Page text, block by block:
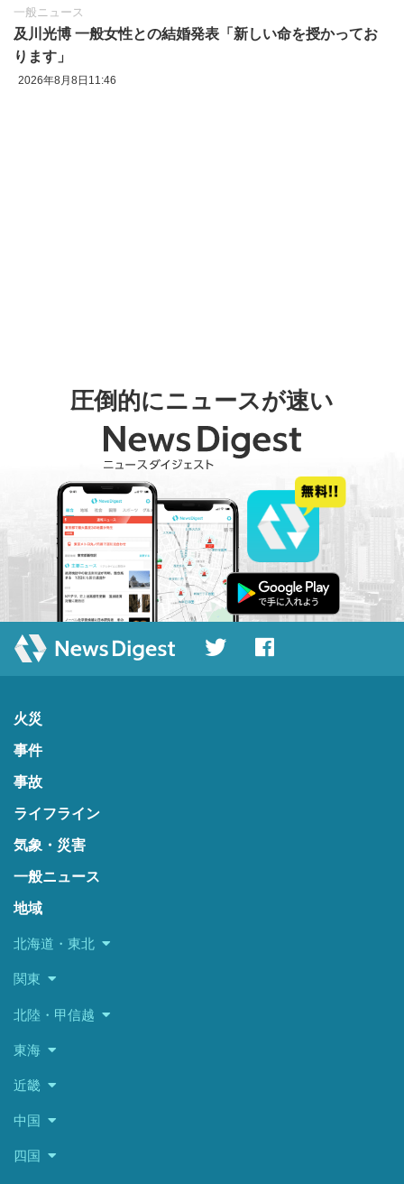
一般ニュース
及川光博 一般女性との結婚発表「新しい命を授かってお
ります」
2026年8月8日11:46
圧倒的にニュースが速い
火災
事件
事故
ライフライン
気象・災害
一般ニュース
地域
北海道・東北
関東
北陸・甲信越
東海
近畿
中国
四国